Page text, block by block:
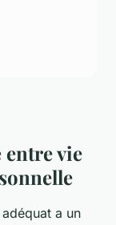
vie
adéquat a un